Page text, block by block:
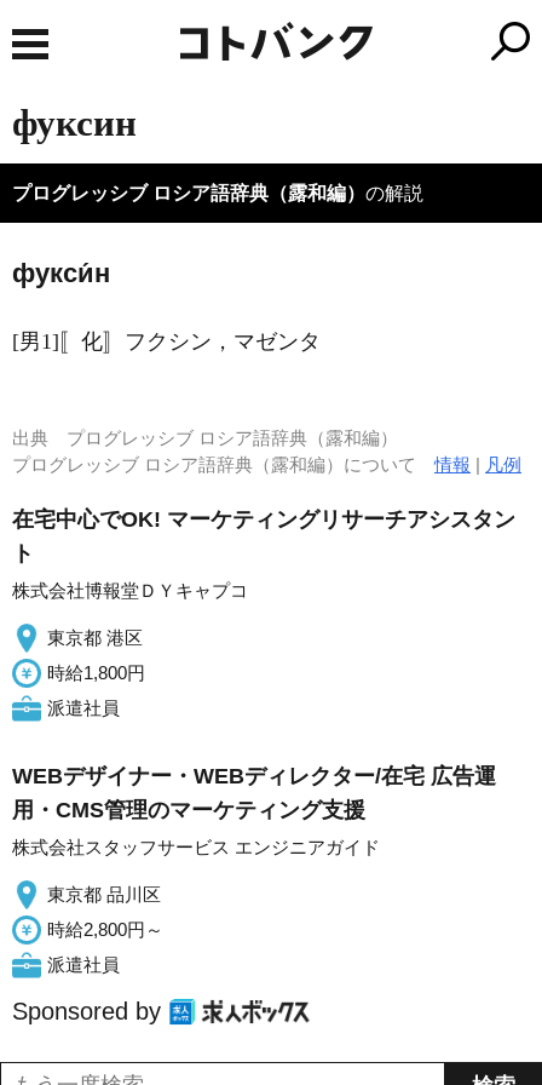
фуксин
プログレッシブ ロシア語辞典（露和編） の解説
фукси́н
[男1]〚化〛フクシン，マゼンタ
出典 プログレッシブ ロシア語辞典（露和編）
プログレッシブ ロシア語辞典（露和編）について情報 | 凡例
在宅中心でOK! マーケティングリサーチアシスタン
ト
株式会社博報堂ＤＹキャプコ
東京都 港区
時給1,800円
派遣社員
WEBデザイナー・WEBディレクター/在宅 広告運
用・CMS管理のマーケティング支援
株式会社スタッフサービス エンジニアガイド
東京都 品川区
時給2,800円～
派遣社員
Sponsored by